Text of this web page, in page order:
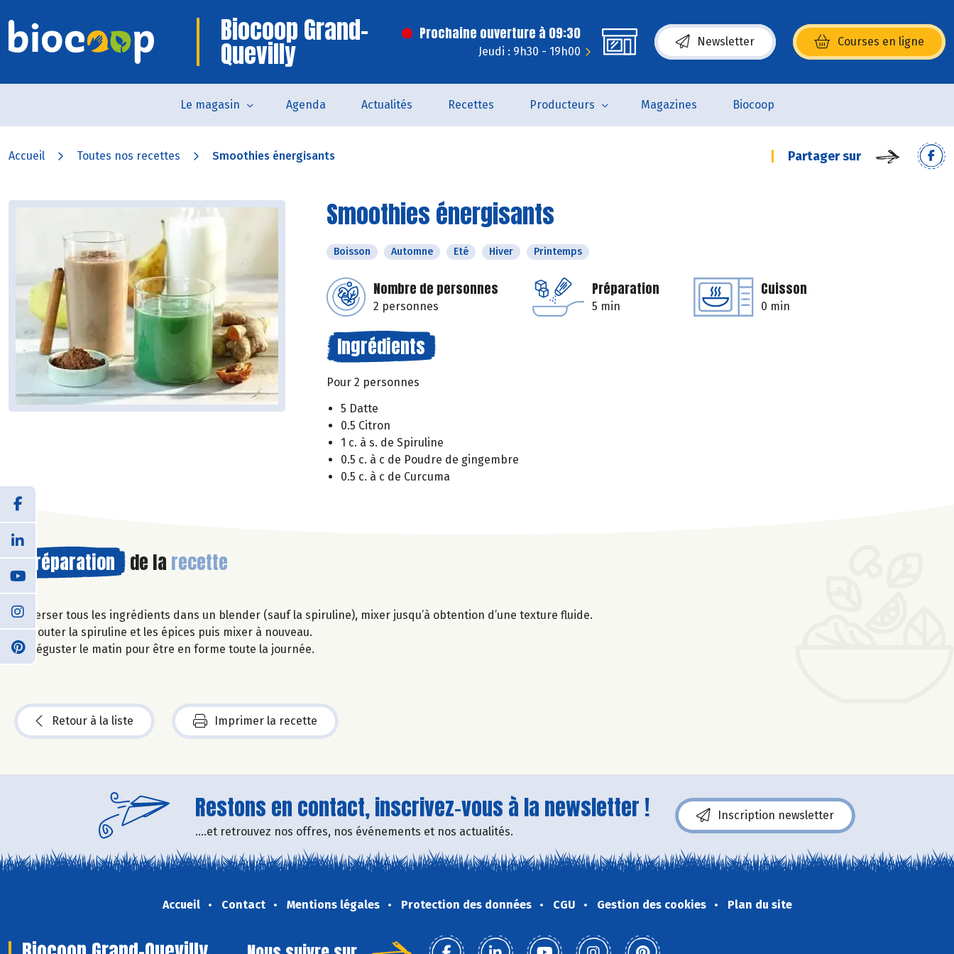
Biocoop Grand-
Quevilly
Prochaine ouverture à 09:30
Jeudi : 9h30 - 19h00
Newsletter Courses en ligne
(s’ouvre dans une nouvelle fenêtre)
Le magasin Agenda Actualités Recettes Producteurs Magazines Biocoop
Accueil Toutes nos recettes Smoothies énergisants Partager sur
Smoothies énergisants
Boisson Automne Eté Hiver Printemps
Nombre de personnes
2 personnes
Préparation
5 min
Cuisson
0 min
Ingrédients
Pour 2 personnes
5 Datte
0.5 Citron
1 c. à s. de Spiruline
0.5 c. à c de Poudre de gingembre
0.5 c. à c de Curcuma
Préparation de la recette
Verser tous les ingrédients dans un blender (sauf la spiruline), mixer jusqu’à obtention d’une texture fluide.
Ajouter la spiruline et les épices puis mixer à nouveau.
Déguster le matin pour être en forme toute la journée.
Retour à la liste Imprimer la recette
Restons en contact, inscrivez-vous à la newsletter !
....et retrouvez nos offres, nos événements et nos actualités.
Inscription newsletter
Accueil Contact Mentions légales Protection des données CGU Gestion des cookies Plan du site